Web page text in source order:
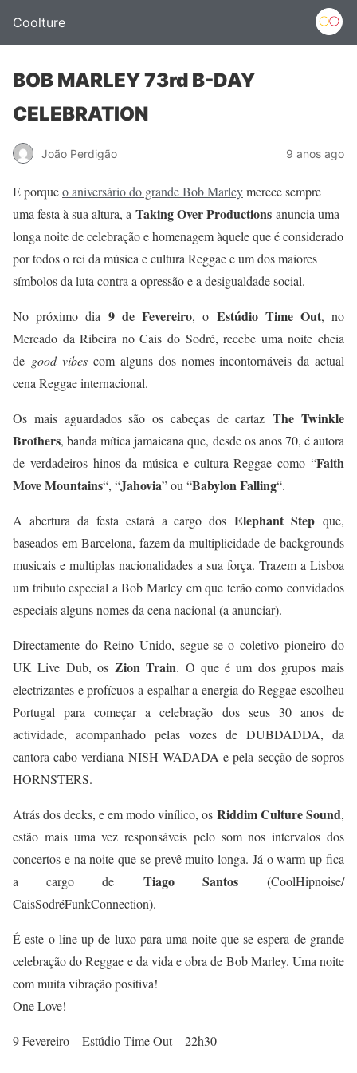
Coolture
BOB MARLEY 73rd B-DAY
CELEBRATION
João Perdigão 9 anos ago
E porqueo aniversário do grande Bob Marleymerece sempre
uma festa à sua altura, a Taking Over Productions anuncia uma
longa noite de celebração e homenagem àquele que é considerado
por todos o rei da música e cultura Reggae e um dos maiores
símbolos da luta contra a opressão e a desigualdade social.
No próximo dia 9 de Fevereiro, o Estúdio Time Out, no
Mercado da Ribeira no Cais do Sodré, recebe uma noite cheia
de good vibescom alguns dos nomes incontornáveis da actual
cena Reggae internacional.
Os mais aguardados são os cabeças de cartazThe Twinkle
Brothers, banda mítica jamaicana que, desde os anos 70, é autora
de verdadeiros hinos da música e cultura Reggae como “Faith
Move Mountains“, “Jahovia” ou “Babylon Falling“.
A abertura da festa estará a cargo dosElephant Step que,
baseados em Barcelona, fazem da multiplicidade de backgrounds
musicais e multiplas nacionalidades a sua força. Trazem a Lisboa
um tributo especial a Bob Marley em que terão como convidados
especiais alguns nomes da cena nacional (a anunciar).
Directamente do Reino Unido, segue-se o coletivo pioneiro do
UK Live Dub, os Zion Train. O que é um dos grupos mais
electrizantes e profícuos a espalhar a energia do Reggae escolheu
Portugal para começar a celebração dos seus 30 anos de
actividade, acompanhado pelas vozes de DUBDADDA, da
cantora cabo verdiana NISH WADADA e pela secção de sopros
HORNSTERS.
Atrás dos decks, e em modo vinílico, os Riddim Culture Sound,
estão mais uma vez responsáveis pelo som nos intervalos dos
concertos e na noite que se prevê muito longa. Já o warm-up fica
a cargo de Tiago Santos(CoolHipnoise/
CaisSodréFunkConnection).
É este o line up de luxo para uma noite que se espera de grande
celebração do Reggae e da vida e obra de Bob Marley. Uma noite
com muita vibração positiva!
One Love!
9 Fevereiro – Estúdio Time Out – 22h30